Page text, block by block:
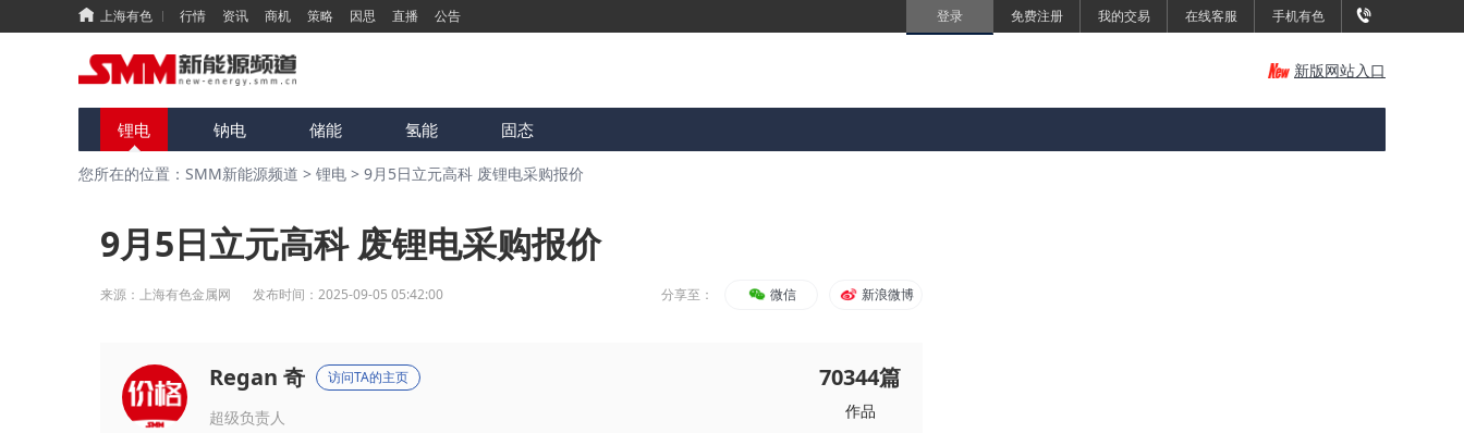
上海有色 行情 资讯 商机 策略 因思 直播 公告 登录 免费注册 我的交易 在线客服 手机有色
新版网站入口
锂电 钠电 储能 氢能 固态
您所在的位置：SMM新能源频道 > 锂电 > 9月5日立元高科 废锂电采购报价
9月5日立元高科 废锂电采购报价
来源： 上海有色金属网 发布时间： 2025-09-05 05:42:00 分享至： 微信 新浪微博
Regan 奇 访问TA的主页
超级负责人
70344篇
作品